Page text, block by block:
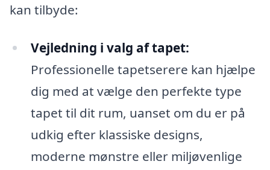
kan tilbyde:
Vejledning i valg af tapet:
Professionelle tapetserere kan hjælpe
dig med at vælge den perfekte type
tapet til dit rum, uanset om du er på
udkig efter klassiske designs,
moderne mønstre eller miljøvenlige